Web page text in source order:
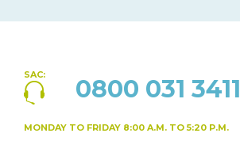
SAC: 0800 031 3411
MONDAY TO FRIDAY 8:00 A.M. TO 5:20 P.M.